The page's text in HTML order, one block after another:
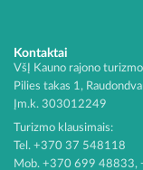
Kontaktai
VšĮ Kauno rajono
Pilies takas 1,
Įm.k. 303012249
Turizmo klausimais:
Tel. +370 37 548118
Mob. +370 699 48833,